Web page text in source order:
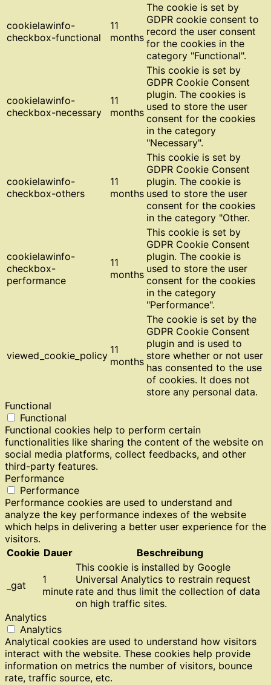
cookielawinfo-
checkbox-functional
11
months
The cookie is set by
GDPR cookie consent to
record the user consent
for the cookies in the
category "Functional".
cookielawinfo-
checkbox-necessary
11
months
This cookie is set by
GDPR Cookie Consent
plugin. The cookies is
used to store the user
consent for the cookies
in the category
"Necessary".
cookielawinfo-
checkbox-others
11
months
This cookie is set by
GDPR Cookie Consent
plugin. The cookie is
used to store the user
consent for the cookies
in the category "Other.
cookielawinfo-
checkbox-
performance
11
months
This cookie is set by
GDPR Cookie Consent
plugin. The cookie is
used to store the user
consent for the cookies
in the category
"Performance".
viewed_cookie_policy 11
months
The cookie is set by the
GDPR Cookie Consent
plugin and is used to
store whether or not user
has consented to the use
of cookies. It does not
store any personal data.
Functional
Functional
Functional cookies help to perform certain
functionalities like sharing the content of the website on
social media platforms, collect feedbacks, and other
third-party features.
Performance
Performance
Performance cookies are used to understand and
analyze the key performance indexes of the website
which helps in delivering a better user experience for the
visitors.
Cookie Dauer Beschreibung
_gat
1
minute
This cookie is installed by Google
Universal Analytics to restrain request
rate and thus limit the collection of data
on high traffic sites.
Analytics
Analytics
Analytical cookies are used to understand how visitors
interact with the website. These cookies help provide
information on metrics the number of visitors, bounce
rate, traffic source, etc.